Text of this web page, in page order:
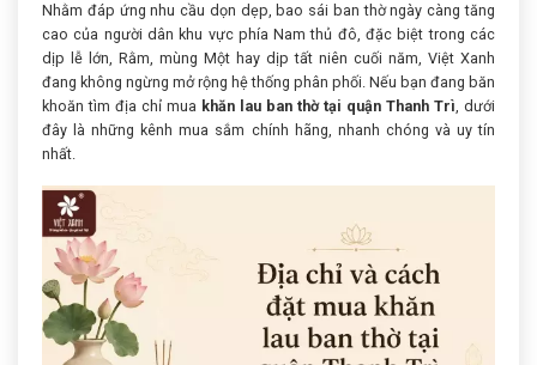
Nhằm đáp ứng nhu cầu dọn dẹp, bao sái ban thờ ngày càng tăng
cao của người dân khu vực phía Nam thủ đô, đặc biệt trong các
dịp lễ lớn, Rằm, mùng Một hay dịp tất niên cuối năm, Việt Xanh
đang không ngừng mở rộng hệ thống phân phối. Nếu bạn đang băn
khoăn tìm địa chỉ mua khăn lau ban thờ tại quận Thanh Trì , dưới
đây là những kênh mua sắm chính hãng, nhanh chóng và uy tín
nhất.